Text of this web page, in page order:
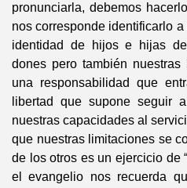
pronunciarla, debemos
nos corresponde identificarlo
identidad de hijos e hijas
dones pero también nuestras
una responsabilidad que
libertad que supone seguir
nuestras capacidades al
que nuestras limitaciones se
de los otros es un ejercicio de
el evangelio nos recuerda